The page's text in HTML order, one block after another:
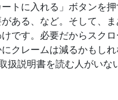
トに入れる」ボタンを
ある、など。そして、
です。必要だからスク
クレームは減るかもし
説明書を読む人がいな